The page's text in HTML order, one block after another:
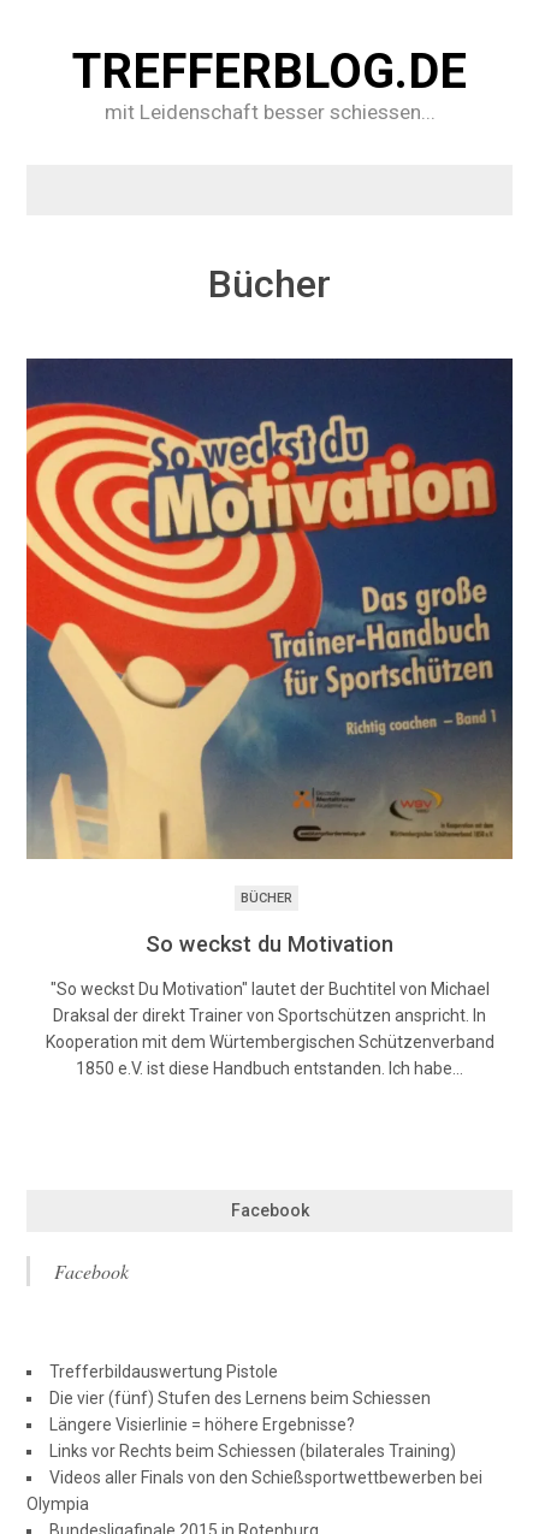
TREFFERBLOG.DE
mit Leidenschaft besser schiessen...
Bücher
BÜCHER
So weckst du Motivation
"So weckst Du Motivation" lautet der Buchtitel von Michael
Draksal der direkt Trainer von Sportschützen anspricht. In
Kooperation mit dem Würtembergischen Schützenverband
1850 e.V. ist diese Handbuch entstanden. Ich habe…
Facebook
Facebook
Trefferbildauswertung Pistole
Die vier (fünf) Stufen des Lernens beim Schiessen
Längere Visierlinie = höhere Ergebnisse?
Links vor Rechts beim Schiessen (bilaterales Training)
Videos aller Finals von den Schießsportwettbewerben bei
Olympia